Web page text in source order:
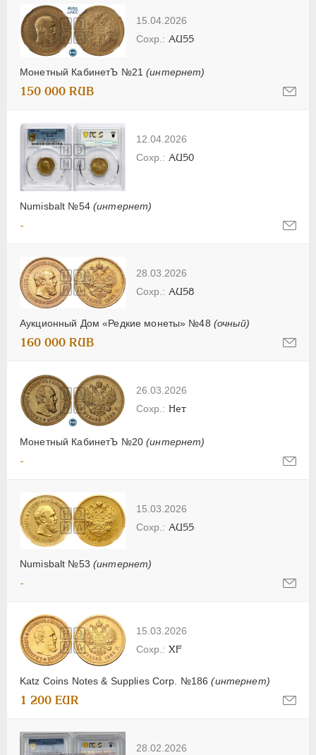
15.04.2026
Монетный КабинетЪ №21(интернет)
AU55
150 000 RUB
12.04.2026
Numisbalt №54 (интернет)
AU50
-
28.03.2026
Аукционный Дом «Редкие монеты» №48 (очный)
AU58
160 000 RUB
26.03.2026
Монетный КабинетЪ №20(интернет)
Нет
-
15.03.2026
Numisbalt №53 (интернет)
AU55
-
15.03.2026
Katz Coins Notes & Supplies Corp. №186(интернет)
XF
1 200 EUR
28.02.2026